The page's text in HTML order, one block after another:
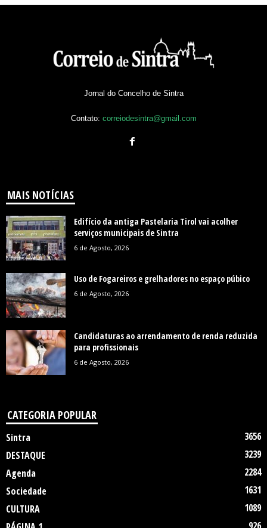
Jornal do Concelho de Sintra
Contato: correiodesintra@gmail.com
MAIS NOTÍCIAS
Edifício da antiga Pastelaria Tirol vai acolher
serviços municipais de Sintra
6 de Agosto, 2026
Uso de Fogareiros e grelhadores no espaço púbico
6 de Agosto, 2026
Candidaturas ao arrendamento de renda reduzida
para profissionais
6 de Agosto, 2026
CATEGORIA POPULAR
Sintra
3656
DESTAQUE
3239
Agenda
2284
Sociedade
1631
CULTURA
1089